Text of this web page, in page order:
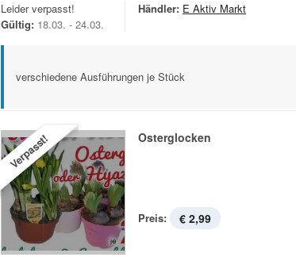
Leider verpasst!
Gültig: 18.03. - 24.03.
Händler: E Aktiv Markt
verschiedene Ausführungen je Stück
Verpasst! Osterglocken
Preis: € 2,99